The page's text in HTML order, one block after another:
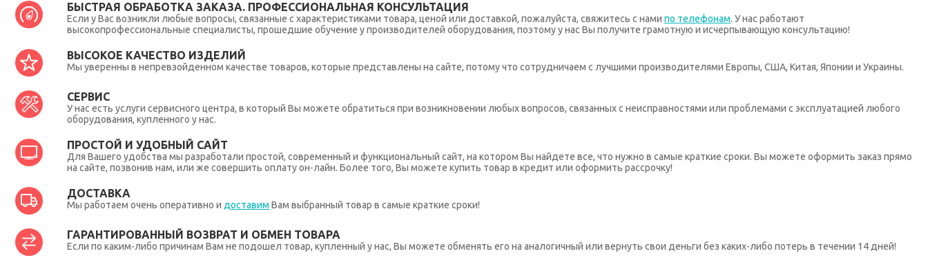
БЫСТРАЯ ОБРАБОТКА ЗАКАЗА. ПРОФЕССИОНАЛЬНАЯ КОНСУЛЬТАЦИЯ
Если у Вас возникли любые вопросы, связанные с характеристиками товара, ценой или доставкой, пожалуйста, свяжитесь с нами по телефонам. У нас работают
высокопрофессиональные специалисты, прошедшие обучение у производителей оборудования, поэтому у нас Вы получите грамотную и исчерпывающую консультацию!
ВЫСОКОЕ КАЧЕСТВО ИЗДЕЛИЙ
Мы уверенны в непревзойденном качестве товаров, которые представлены на сайте, потому что сотрудничаем с лучшими производителями Европы, США, Китая, Японии и Украины.
СЕРВИС
У нас есть услуги сервисного центра, в который Вы можете обратиться при возникновении любых вопросов, связанных с неисправностями или проблемами с эксплуатацией любого
оборудования, купленного у нас.
ПРОСТОЙ И УДОБНЫЙ САЙТ
Для Вашего удобства мы разработали простой, современный и функциональный сайт, на котором Вы найдете все, что нужно в самые краткие сроки. Вы можете оформить заказ прямо
на сайте, позвонив нам, или же совершить оплату он-лайн. Более того, Вы можете купить товар в кредит или оформить рассрочку!
ДОСТАВКА
Мы работаем очень оперативно и доставим Вам выбранный товар в самые краткие сроки!
ГАРАНТИРОВАННЫЙ ВОЗВРАТ И ОБМЕН ТОВАРА
Если по каким-либо причинам Вам не подошел товар, купленный у нас, Вы можете обменять его на аналогичный или вернуть свои деньги без каких-либо потерь в течении 14 дней!